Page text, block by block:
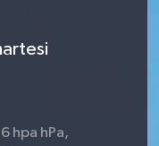
hpa hPa,